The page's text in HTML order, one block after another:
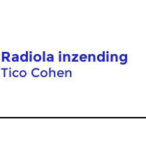
Radiola inzending
Tico Cohen